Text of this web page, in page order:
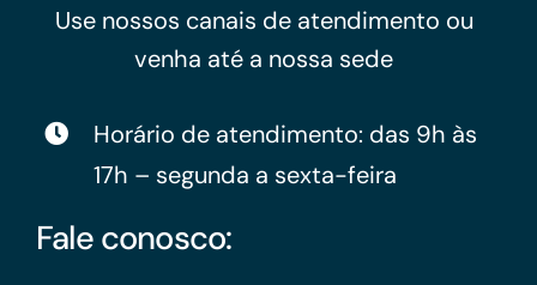
Use nossos canais de atendimento ou
venha até a nossa sede
Horário de atendimento: das 9h às
17h – segunda a sexta-feira
Fale conosco: